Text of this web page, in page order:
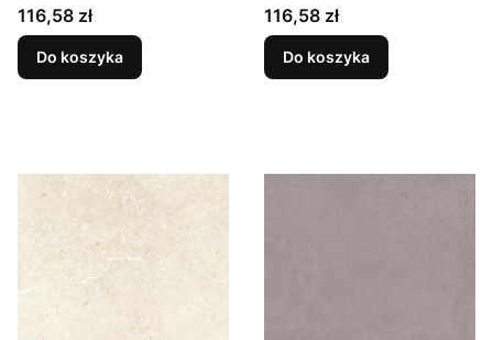
Cena
116,58 zł
Do koszyka
Cena
116,58 zł
Do koszyka